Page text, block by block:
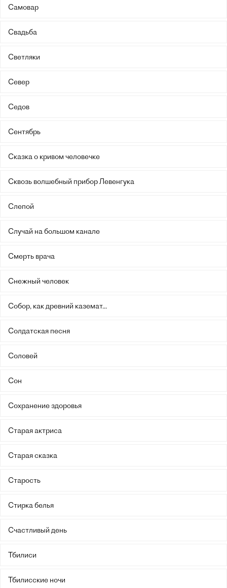
Самовар
Свадьба
Светляки
Север
Седов
Сентябрь
Сказка о кривом человечке
Сквозь волшебный прибор Левенгука
Слепой
Случай на большом канале
Смерть врача
Снежный человек
Собор, как древний каземат...
Солдатская песня
Соловей
Сон
Сохранение здоровья
Старая актриса
Старая сказка
Старость
Стирка белья
Счастливый день
Тбилиси
Тбилисские ночи